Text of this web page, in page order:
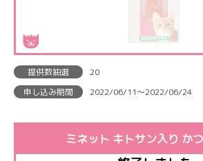
提供数抽選
20
申し込み期間
2022/06/11〜2022/06/24
ミネット キトサン入り か